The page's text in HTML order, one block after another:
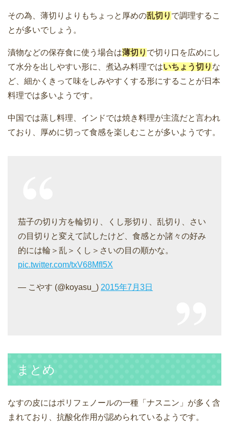
その為、薄切りよりもちょっと厚めの乱切り で調理するこ
とが多いでしょう。
漬物などの保存食に使う場合は薄切り で切り口を広めにし
て水分を出しやすい形に、煮込み料理ではいちょう切り な
ど、細かくきって味をしみやすくする形にすることが日本
料理では多いようです。
中国では蒸し料理、インドでは焼き料理が主流だと言われ
ており、厚めに切って食感を楽しむことが多いようです。
茄子の切り方を輪切り、くし形切り、乱切り、さい
の目切りと変えて試したけど、食感とか諸々の好み
的には輪＞乱＞くし＞さいの目の順かな。
pic.twitter.com/txV68MfI5X
— こやす (@koyasu_) 2015年7月3日
まとめ
なすの皮にはポリフェノールの一種「ナスニン」が多く含
まれており、抗酸化作用が認められているようです。